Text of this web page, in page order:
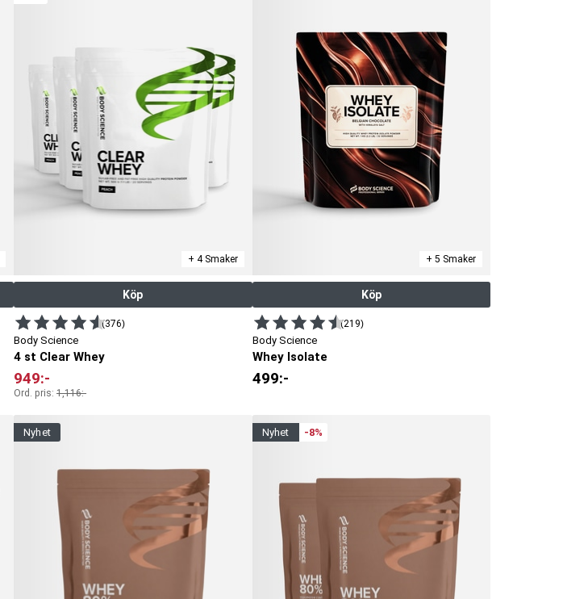
+ 4 Smaker
Köp
(376)
Body Science
4 st Clear Whey
949:-
Ord. pris: 1,116:-
+ 5 Smaker
Köp
(219)
Body Science
Whey Isolate
499:-
nyhet nyhet -8%